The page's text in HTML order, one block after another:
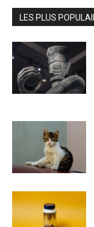
LES PLUS